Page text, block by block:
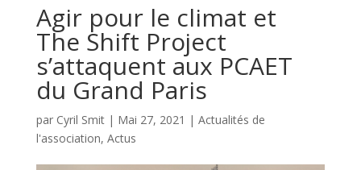
Agir pour le climat et
The Shift Project
s’attaquent aux PCAET
du Grand Paris
par Cyril Smit| Mai 27, 2021 | Actualités de
l'association, Actus